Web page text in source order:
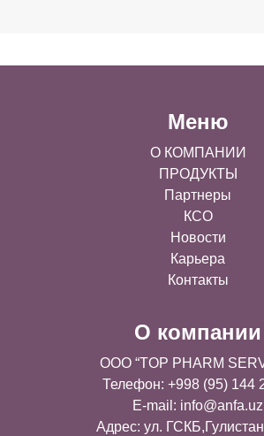
Меню
О КОМПАНИИ
ПРОДУКТЫ
Партнеры
КСО
Новости
Карьера
Контакты
О компании
OOO “TOP PHARM
Телефон: +998 (95) 144
E-mail: info@anfa.uz
Адрес: ул.